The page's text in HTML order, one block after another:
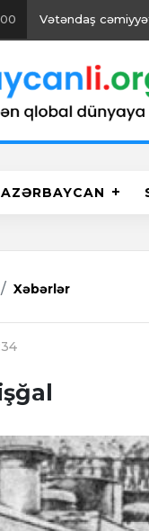
Vətəndaş
AZƏRBAYCAN
Xəbərlər